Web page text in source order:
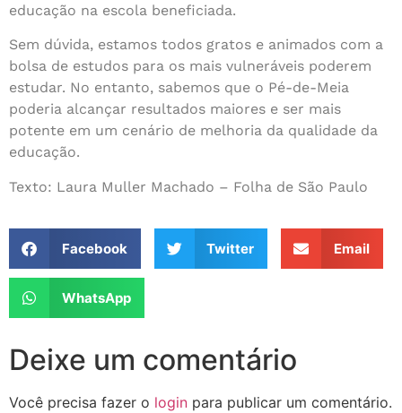
educação na escola beneficiada.
Sem dúvida, estamos todos gratos e animados com a
bolsa de estudos para os mais vulneráveis poderem
estudar. No entanto, sabemos que o Pé-de-Meia
poderia alcançar resultados maiores e ser mais
potente em um cenário de melhoria da qualidade da
educação.
Texto: Laura Muller Machado – Folha de São Paulo
Facebook Twitter Email
WhatsApp
Deixe um comentário
Você precisa fazer o login para publicar um comentário.